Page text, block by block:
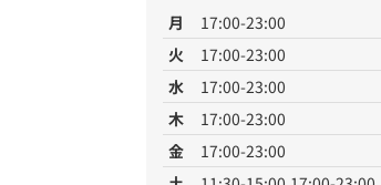
月
17:00-23:00
火
17:00-23:00
水
17:00-23:00
木
17:00-23:00
金
17:00-23:00